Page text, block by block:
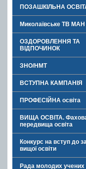
ПОЗАШКІЛЬНА
Миколаївське ТВ МАН
ОЗДОРОВЛЕННЯ ТА
ВІДПОЧИНОК
ЗНО/НМТ
ВСТУПНА КАМПАНІЯ
ПРОФЕСІЙНА освіта
ВИЩА ОСВІТА.
передвища освіта
Конкурс на вступ до
вищої освіти
Рада молодих учених